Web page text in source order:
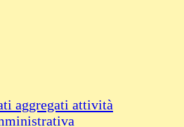
aggregati attività